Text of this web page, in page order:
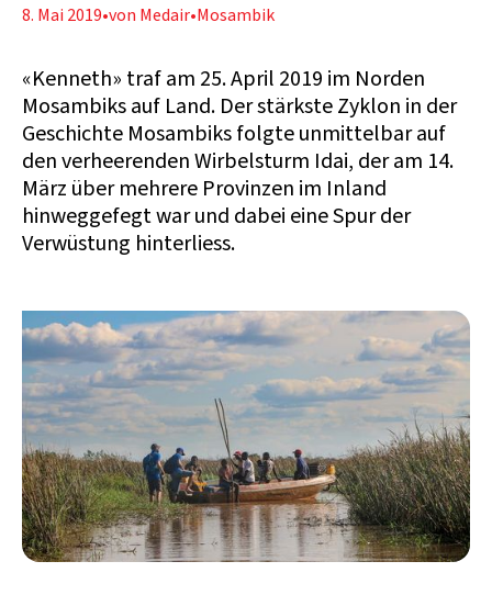
8. Mai 2019•von Medair•Mosambik
«Kenneth» traf am 25. April 2019 im Norden
Mosambiks auf Land. Der stärkste Zyklon in der
Geschichte Mosambiks folgte unmittelbar auf
den verheerenden Wirbelsturm Idai, der am 14.
März über mehrere Provinzen im Inland
hinweggefegt war und dabei eine Spur der
Verwüstung hinterliess.